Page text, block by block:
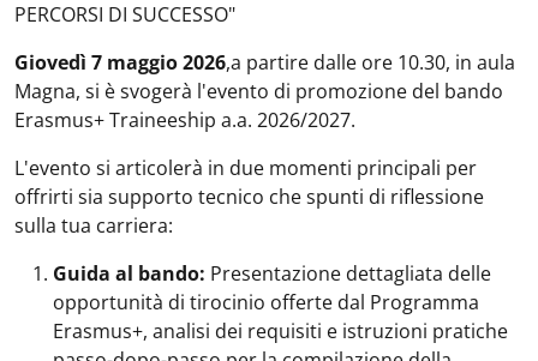
PERCORSI DI SUCCESSO"
Giovedì 7 maggio 2026,a partire dalle ore 10.30, in aula
Magna, si è svogerà l'evento di promozione del bando
Erasmus+ Traineeship a.a. 2026/2027.
L'evento si articolerà in due momenti principali per
offrirti sia supporto tecnico che spunti di riflessione
sulla tua carriera:
Guida al bando: Presentazione dettagliata delle
opportunità di tirocinio offerte dal Programma
Erasmus+, analisi dei requisiti e istruzioni pratiche